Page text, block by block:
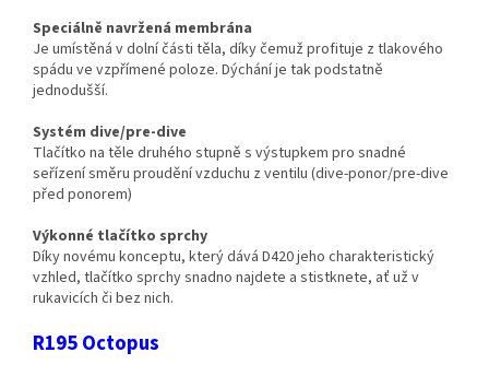
Speciálně navržená membrána
Je umístěná v dolní části těla, díky čemuž profituje z tlakového
spádu ve vzpřímené poloze. Dýchání je tak podstatně
jednodušší.
Systém dive/pre-dive
Tlačítko na těle druhého stupně s výstupkem pro snadné
seřízení směru proudění vzduchu z ventilu (dive-ponor/pre-dive
před ponorem)
Výkonné tlačítko sprchy
Díky novému konceptu, který dává D420 jeho charakteristický
vzhled, tlačítko sprchy snadno najdete a stistknete, ať už v
rukavicích či bez nich.
R195 Octopus